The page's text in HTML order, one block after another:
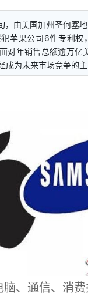
，由美国加州圣何塞
苹果公司6件专利权
对年销售总额逾万亿
成为未来市场竞争的主
通信、消费